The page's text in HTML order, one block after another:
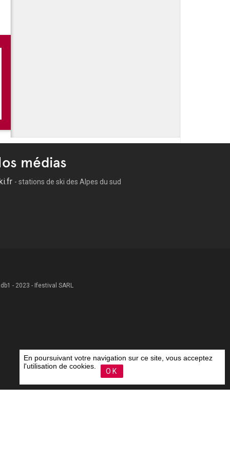
médias
- stations de ski des Alpes du sud
- 2023 - Ifestival SARL
En poursuivant votre navigation sur ce site, vous acceptez
l'utilisation de cookies.
OK